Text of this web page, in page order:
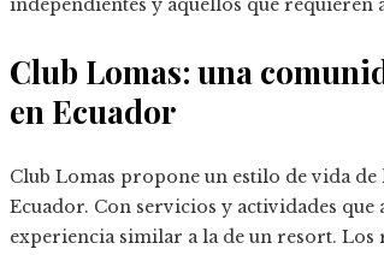
independientes y aquellos que requieren
Club Lomas: una
en Ecuador
Club Lomas propone un estilo de vida
Ecuador. Con servicios y actividades
experiencia similar a la de un resort. Los